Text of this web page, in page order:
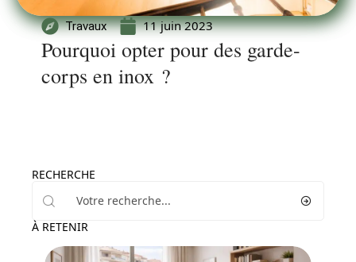
Travaux 11 juin 2023
Pourquoi opter pour des garde-
corps en inox ?
RECHERCHE
À RETENIR